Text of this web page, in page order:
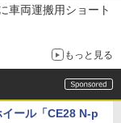
車両運搬用ショート
もっと見る
ール「CE28 N-p